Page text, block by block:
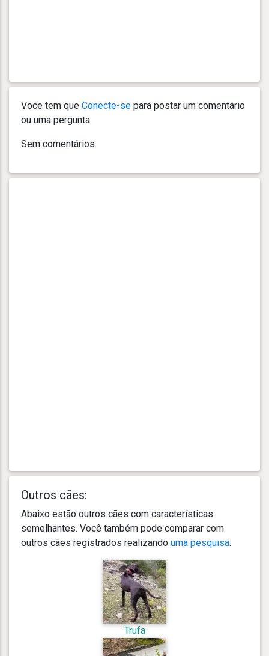
Voce tem que Conecte-se para postar um comentário
ou uma pergunta.
Sem comentários.
Outros cães:
Abaixo estão outros cães com características
semelhantes. Você também pode comparar com
outros cães registrados realizando uma pesquisa.
Trufa